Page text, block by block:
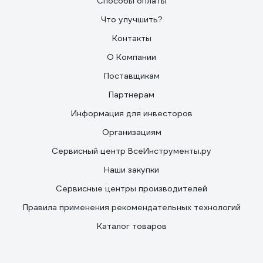
функциями. Их достаточно. Описывать все не буду. На
Ютубе можете посмотреть мой обзор, если будет
важных нюансов для работы с ДВС на последнем
фото, кто шарит тот поймет в чем плюс
Что улучшить?
Контакты
О Компании
Поставщикам
Партнерам
Информация для инвесторов
Организациям
Сервисный центр ВсеИнструменты.ру
Наши закупки
Сервисные центры производителей
Правила применения рекомендательных технологий
Каталог товаров